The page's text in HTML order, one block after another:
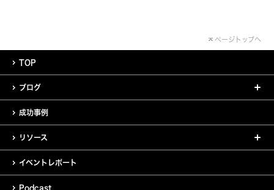
ページトップへ
TOP
ブログ
成功事例
リソース
イベントレポート
Podcast